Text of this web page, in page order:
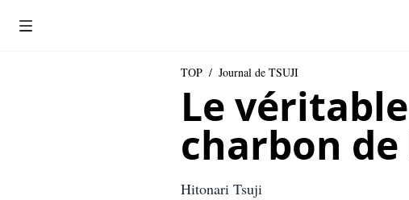
TOP / Journal de TSUJI
Le
charbon de
Hitonari Tsuji